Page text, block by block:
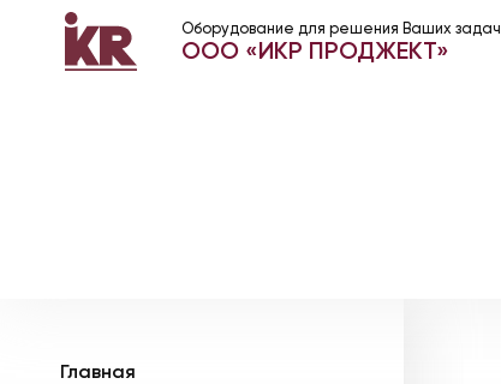
Оборудование для решения Ваших задач
ООО «ИКР ПРОДЖЕКТ»
Главная